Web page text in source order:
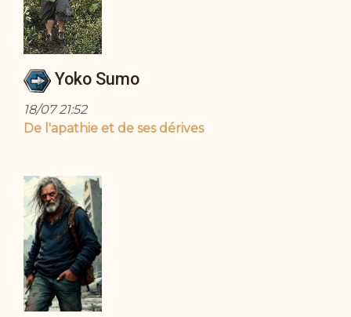
Yoko Sumo
18/07 21:52
De l'apathie et de ses dérives